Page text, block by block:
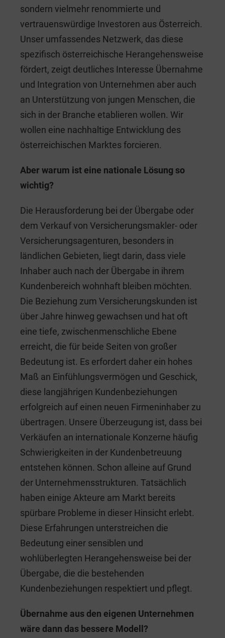
sondern vielmehr renommierte und
vertrauenswürdige Investoren aus Österreich.
Unser umfassendes Netzwerk, das diese
spezifisch österreichische Herangehensweise
fördert, zeigt deutliches Interesse Übernahme
und Integration von Unternehmen aber auch
an Unterstützung von jungen Menschen, die
sich in der Branche etablieren wollen. Wir
wollen eine nachhaltige Entwicklung des
österreichischen Marktes forcieren.
Aber warum ist eine nationale Lösung so
wichtig?
Die Herausforderung bei der Übergabe oder
dem Verkauf von Versicherungsmakler- oder
Versicherungsagenturen, besonders in
ländlichen Gebieten, liegt darin, dass viele
Inhaber auch nach der Übergabe in ihrem
Kundenbereich wohnhaft bleiben möchten.
Die Beziehung zum Versicherungskunden ist
über Jahre hinweg gewachsen und hat oft
eine tiefe, zwischenmenschliche Ebene
erreicht, die für beide Seiten von großer
Bedeutung ist. Es erfordert daher ein hohes
Maß an Einfühlungsvermögen und Geschick,
diese langjährigen Kundenbeziehungen
erfolgreich auf einen neuen Firmeninhaber zu
übertragen. Unsere Überzeugung ist, dass bei
Verkäufen an internationale Konzerne häufig
Schwierigkeiten in der Kundenbetreuung
entstehen können. Schon alleine auf Grund
der Unternehmensstrukturen. Tatsächlich
haben einige Akteure am Markt bereits
spürbare Probleme in dieser Hinsicht erlebt.
Diese Erfahrungen unterstreichen die
Bedeutung einer sensiblen und
wohlüberlegten Herangehensweise bei der
Übergabe, die die bestehenden
Kundenbeziehungen respektiert und pflegt.
Übernahme aus den eigenen Unternehmen
wäre dann das bessere Modell?